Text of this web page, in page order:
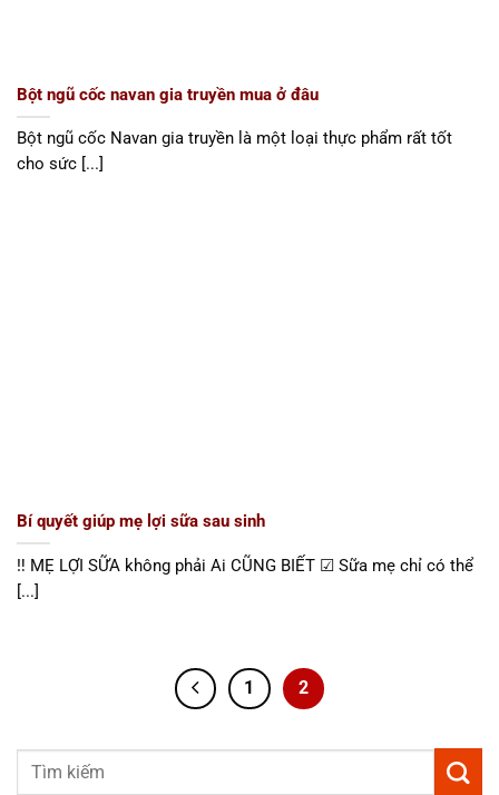
Bột ngũ cốc navan gia truyền mua ở đâu
Bột ngũ cốc Navan gia truyền là một loại thực phẩm rất tốt
cho sức [...]
Bí quyết giúp mẹ lợi sữa sau sinh
‼ MẸ LỢI SỮA không phải Ai CŨNG BIẾT ☑ Sữa mẹ chỉ có thể
[...]
1 2